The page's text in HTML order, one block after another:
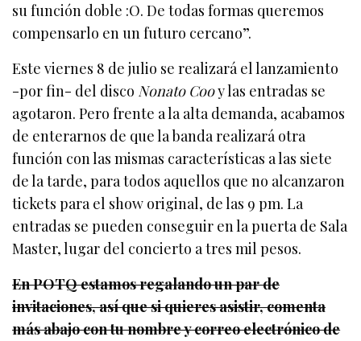
su función doble :O. De todas formas queremos
compensarlo en un futuro cercano”.
Este viernes 8 de julio se realizará el lanzamiento
-por fin- del disco Nonato Cooy las entradas se
agotaron. Pero frente a la alta demanda, acabamos
de enterarnos de que la banda realizará otra
función con las mismas características a las siete
de la tarde, para todos aquellos que no alcanzaron
tickets para el show original, de las 9 pm. La
entradas se pueden conseguir en la puerta de Sala
Master, lugar del concierto a tres mil pesos.
En POTQ estamos regalando un par de
invitaciones, así que si quieres asistir, comenta
más abajo con tu nombre y correo electrónico de